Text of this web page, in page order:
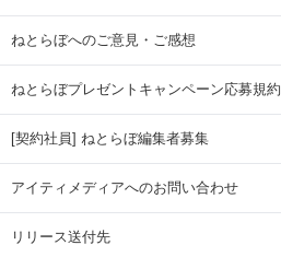
ねとらぼへのご意見・ご感想
ねとらぼプレゼントキャンペーン応募規約
[契約社員] ねとらぼ編集者募集
アイティメディアへのお問い合わせ
リリース送付先